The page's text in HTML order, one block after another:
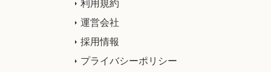
利用規約
運営会社
採用情報
プライバシーポリシー